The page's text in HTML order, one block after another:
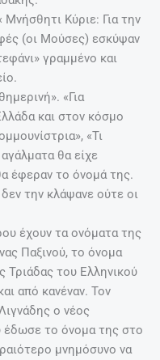
Κύριε: Για την
(οι Μούσες) εσκύψαν
γραμμένο και
«Για
και στον κόσμο
«Τι
θα είχε
έφεραν το όνομά της.
την κλάψανε ούτε οι
έχουν τα ονόματα της
Παξινού, το όνομα
Τριάδας του Ελληνικού
από κανέναν. Τον
ο νέος
έδωσε το όνομα της στο
μνημόσυνο να